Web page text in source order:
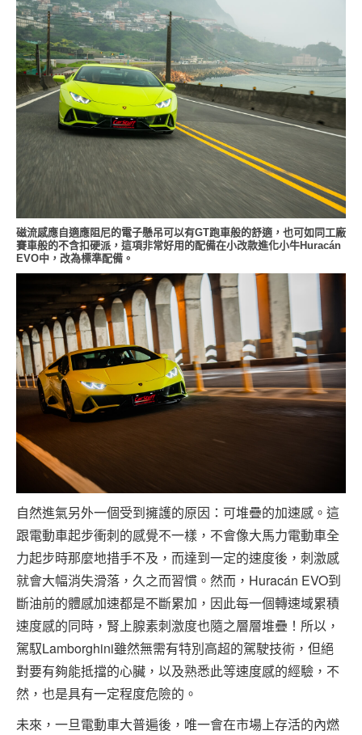
磁流感應自適應阻尼的電子懸吊可以有GT跑車般的舒適，也可如同工廠
賽車般的不含扣硬派，這項非常好用的配備在小改款進化小牛Huracán
EVO中，改為標準配備。
自然進氣另外一個受到擁護的原因：可堆疊的加速感。這
跟電動車起步衝刺的感覺不一樣，不會像大馬力電動車全
力起步時那麼地措手不及，而達到一定的速度後，刺激感
就會大幅消失滑落，久之而習慣。然而，Huracán EVO到
斷油前的體感加速都是不斷累加，因此每一個轉速域累積
速度感的同時，腎上腺素刺激度也隨之層層堆疊！所以，
駕馭Lamborghini雖然無需有特別高超的駕駛技術，但絕
對要有夠能抵擋的心臟，以及熟悉此等速度感的經驗，不
然，也是具有一定程度危險的。
未來，一旦電動車大普遍後，唯一會在市場上存活的內燃